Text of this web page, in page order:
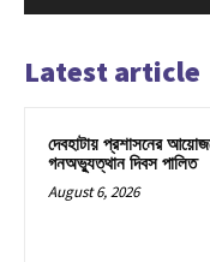
Latest article
দেবহাটায় প্রশাসনের
গনঅভ্যুত্থান দিবস পালিত
August 6, 2026